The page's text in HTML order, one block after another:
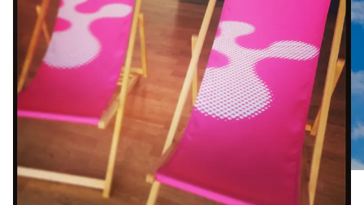
Sightseeing-Tour durch München